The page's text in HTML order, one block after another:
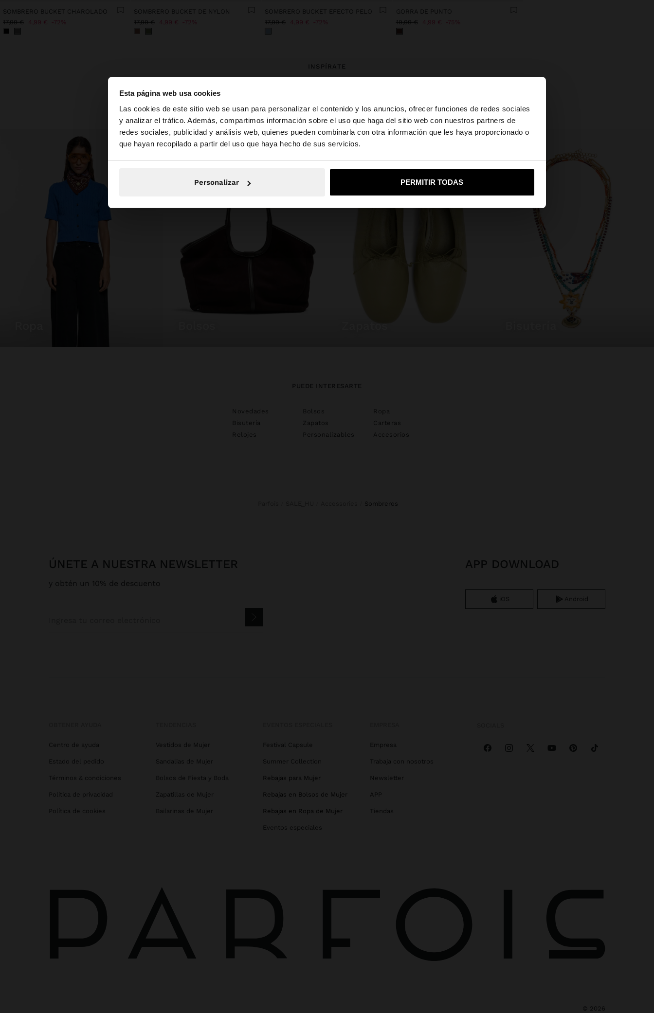
Esta página web usa cookies
Las cookies de este sitio web se usan para personalizar el contenido y los anuncios, ofrecer funciones de redes sociales
y analizar el tráfico. Además, compartimos información sobre el uso que haga del sitio web con nuestros partners de
redes sociales, publicidad y análisis web, quienes pueden combinarla con otra información que les haya proporcionado o
que hayan recopilado a partir del uso que haya hecho de sus servicios.
Personalizar PERMITIR TODAS
hola ×
Estás accediendo a la web de España. ¿Quieres ir a la web de United States?
No, continuar en la web de España Sí, llévame a United States
SOMBRERO BUCKET CHAROLADO
17,99 € 4,99 € 72%
SOMBRERO BUCKET DE NYLON
17,99 € 4,99 € 72%
SOMBRERO BUCKET EFECTO PELO
17,99 € 4,99 € 72%
GORRA DE PUNTO
19,99 € 4,99 € 75%
INSPÍRATE
PUEDE INTERESARTE
Novedades Bolsos
Ropa
Bisutería
Zapatos
Carteras
Relojes
Personalizables Accesorios
sombreros
ÚNETE A NUESTRA NEWSLETTER
y obtén un 10% de descuento
APP DOWNLOAD
iOS Android
Centro de ayuda
Estado del pedido
Términos & condiciones
Política de privacidad
Política de cookies
Vestidos de Mujer
Sandalias de Mujer
Bolsos de Fiesta y Boda
Zapatillas de Mujer
Bailarinas de Mujer
Festival Capsule
Summer Collection
Rebajas para Mujer
Rebajas en Bolsos de Mujer
Rebajas en Ropa de Mujer
Eventos especiales
Empresa
Trabaja con nosotros
Newsletter
APP
Tiendas
© 2026